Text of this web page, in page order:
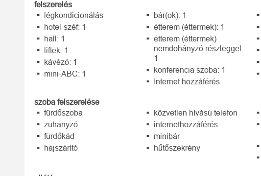
felszerelés
légkondicionálás
hotel-széf: 1
hall: 1
liftek: 1
kávézó: 1
mini-ABC: 1
bár(ok): 1
étterem (éttermek): 1
étterem (éttermek)
nemdohányzó részleggel:
1
konferencia szoba: 1
Internet hozzáférés
szoba felszerelése
fürdőszoba
zuhanyzó
fürdőkád
hajszárító
közvetlen hívású telefon
internethozzáférés
minibár
hűtőszekrény